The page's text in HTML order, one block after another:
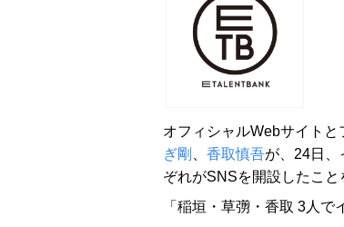
オフィシャルWebサイト
ぎ剛
香取慎吾が、24日
ぞれがSNSを開設したこと
「稲垣・草彅・香取 3人